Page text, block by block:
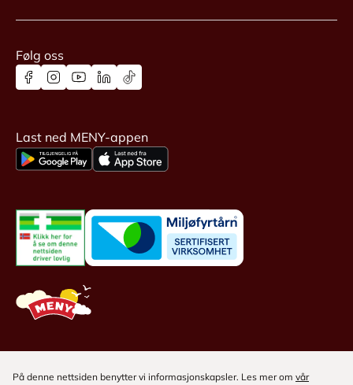
Følg oss
Last ned MENY-appen
På denne nettsiden benytter vi informasjonskapsler. Les mer om vår